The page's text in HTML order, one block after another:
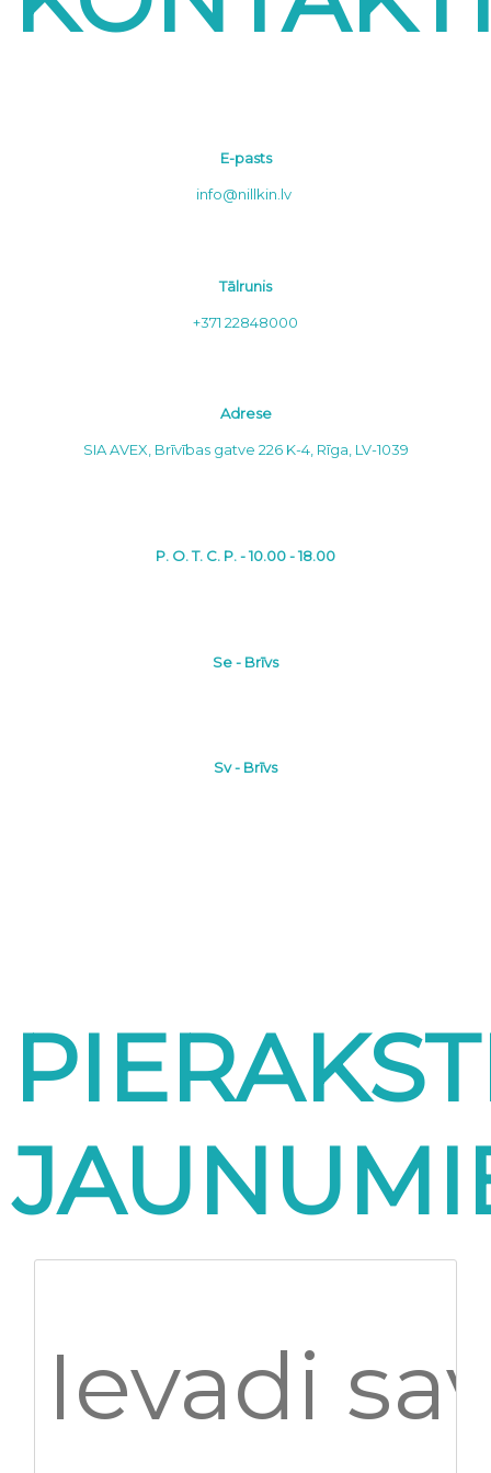
E-pasts
info@nillkin.lv
Tālrunis
+371 22848000
Adrese
SIA AVEX, Brīvības gatve 226 K-4, Rīga, LV-1039
P. O. T. C. P. - 10.00 - 18.00
Se - Brīvs
Sv - Brīvs